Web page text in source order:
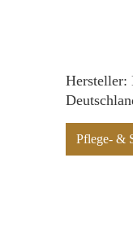
Hersteller:
Pflege- &